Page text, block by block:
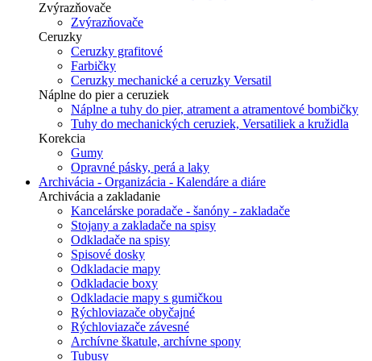
Zvýrazňovače
Zvýrazňovače
Ceruzky
Ceruzky grafitové
Farbičky
Ceruzky mechanické a ceruzky Versatil
Náplne do pier a ceruziek
Náplne a tuhy do pier, atrament a atramentové bombičky
Tuhy do mechanických ceruziek, Versatiliek a kružidla
Korekcia
Gumy
Opravné pásky, perá a laky
Archivácia - Organizácia - Kalendáre a diáre
Archivácia a zakladanie
Kancelárske poradače - šanóny - zakladače
Stojany a zakladače na spisy
Odkladače na spisy
Spisové dosky
Odkladacie mapy
Odkladacie boxy
Odkladacie mapy s gumičkou
Rýchloviazače obyčajné
Rýchloviazače závesné
Archívne škatule, archívne spony
Tubusy